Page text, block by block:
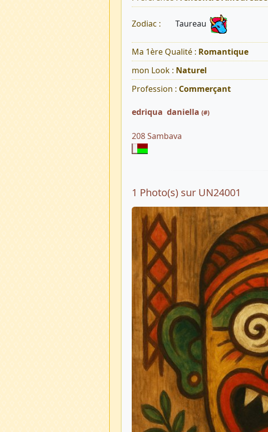
Zodiac : Taureau
Ma 1ère Qualité : Romantique
mon Look : Naturel
Profession : Commerçant
edriqua daniella (#)
208 Sambava
1 Photo(s) sur UN24001